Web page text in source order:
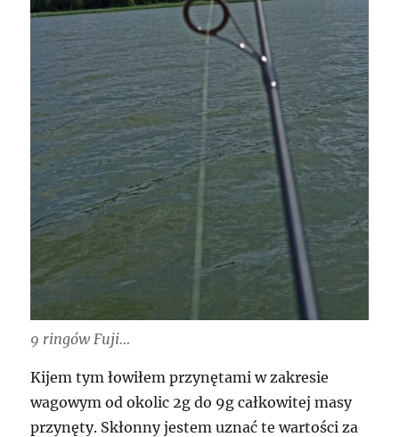
9 ringów Fuji…
Kijem tym łowiłem przynętami w zakresie
wagowym od okolic 2g do 9g całkowitej masy
przynęty. Skłonny jestem uznać te wartości za